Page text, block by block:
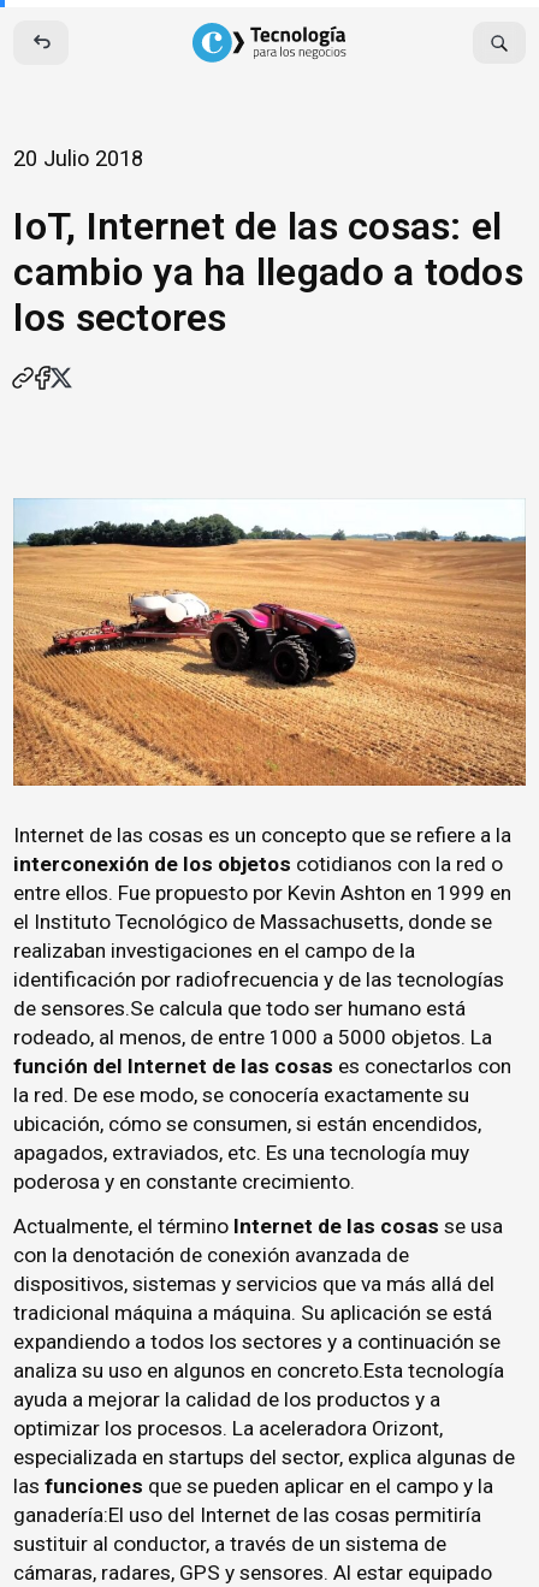
Skip
content
20 Julio 2018
IoT, Internet de las cosas: el
cambio ya ha llegado a todos
los sectores
Internet de las cosas es un concepto que se refiere a la
interconexión de los objetos cotidianos con la red o
entre ellos. Fue propuesto por Kevin Ashton en 1999 en
el Instituto Tecnológico de Massachusetts, donde se
realizaban investigaciones en el campo de la
identificación por radiofrecuencia y de las tecnologías
de sensores.Se calcula que todo ser humano está
rodeado, al menos, de entre 1000 a 5000 objetos. La
función del Internet de las cosas es conectarlos con
la red. De ese modo, se conocería exactamente su
ubicación, cómo se consumen, si están encendidos,
apagados, extraviados, etc. Es una tecnología muy
poderosa y en constante crecimiento.
Actualmente, el término Internet de las cosasse usa
con la denotación de conexión avanzada de
dispositivos, sistemas y servicios que va más allá del
tradicional máquina a máquina. Su aplicación se está
expandiendo a todos los sectores y a continuación se
analiza su uso en algunos en concreto.Esta tecnología
ayuda a mejorar la calidad de los productos y a
optimizar los procesos. La aceleradora Orizont,
especializada en startups del sector, explica algunas de
lasfunciones que se pueden aplicar en el campo y la
ganadería:El uso del Internet de las cosas permitiría
sustituir al conductor, a través de un sistema de
cámaras, radares, GPS y sensores. Al estar equipado